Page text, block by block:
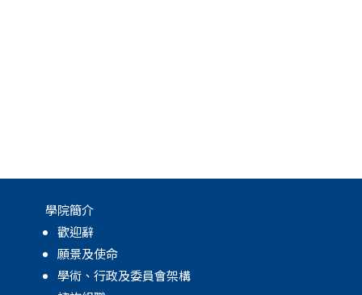
學院簡介
歡迎辭
願景及使命
學術、行政及委員會架構